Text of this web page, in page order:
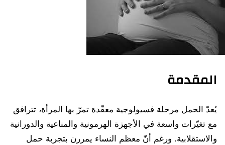
المقدمة
يُعدّ الحمل مرحلة فسيولوجية معقّدة تمرّ بها المرأة، تترافق
مع تغيّرات واسعة في الأجهزة الهرمونية والمناعية والدورانية
والاستقلابية. ورغم أنّ معظم النساء يمررن بتجربة حمل